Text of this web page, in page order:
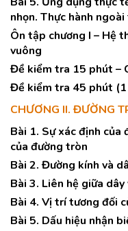
nhọn. Thực hành
Ôn tập chương I – Hệ
vuông
Đề kiểm tra 15 phút –
Đề kiểm tra 45 phút (1
CHƯƠNG II. ĐƯỜNG
Bài 1. Sự xác định
của đường tròn
Bài 2. Đường kính và
Bài 3. Liên hệ giữa
Bài 4. Vị trí tương đối
Bài 5. Dấu hiệu nhận